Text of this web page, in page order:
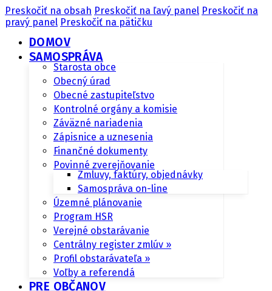
Preskočiť na obsah Preskočiť na ľavý panel Preskočiť na
pravý panel Preskočiť na pätičku
DOMOV
SAMOSPRÁVA
Starosta obce
Obecný úrad
Obecné zastupiteľstvo
Kontrolné orgány a komisie
Záväzné nariadenia
Zápisnice a uznesenia
Finančné dokumenty
Povinné zverejňovanie
Zmluvy, faktúry, objednávky
Samospráva on-line
Územné plánovanie
Program HSR
Verejné obstarávanie
Centrálny register zmlúv »
Profil obstarávateľa »
Voľby a referendá
PRE OBČANOV